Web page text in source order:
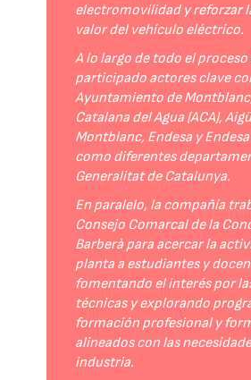
electromovilidad y reforzar
valor del vehículo eléctrico.
A lo largo de todo el proceso
participado actores clave
Ayuntamiento de
Catalana del Agua (ACA),
Montblanc, Endesa y Endesa
como diferentes
Generalitat de Catalunya.
En paralelo, la compañía
Consejo Comarcal de la
Barberà para acercar la
planta a estudiantes y
fomentando el interés por
técnicas y explorando
formación profesional y
alineados con las
industria.